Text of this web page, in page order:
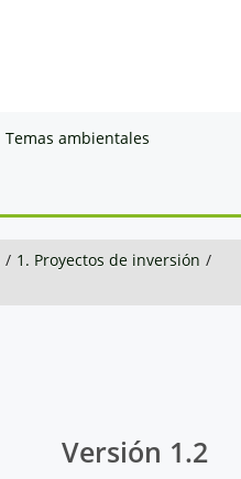
Temas ambientales
/ 1. Proyectos de inversión /
Versión 1.2